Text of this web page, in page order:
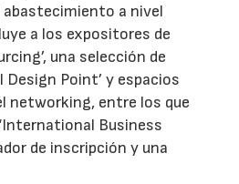
a nivel
a los expositores de
una selección de
Design Point’ y espacios
networking, entre los que
Business
de inscripción y una